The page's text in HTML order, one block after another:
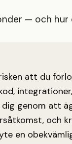
— och
att du
dig genom att
och
en